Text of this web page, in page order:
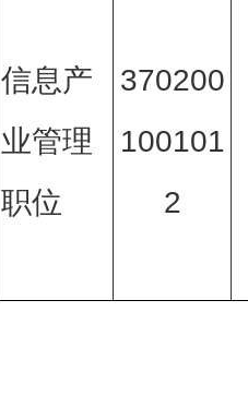
信息产
业管理
职位
370200
100101
2